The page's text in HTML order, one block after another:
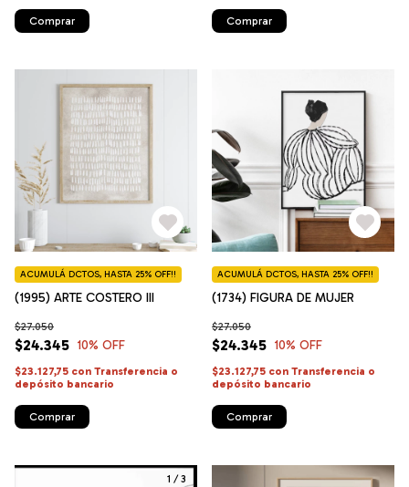
Comprar Comprar
(1995) ARTE COSTERO III
$24.345
$27.050
10% OFF
ACUMULÁ DCTOS, HASTA 25% OFF!!
$23.127,75 con Transferencia o
depósito bancario
Comprar
(1734) FIGURA DE MUJER
$24.345
$27.050
10% OFF
ACUMULÁ DCTOS, HASTA 25% OFF!!
$23.127,75 con Transferencia o
depósito bancario
Comprar
1 /3